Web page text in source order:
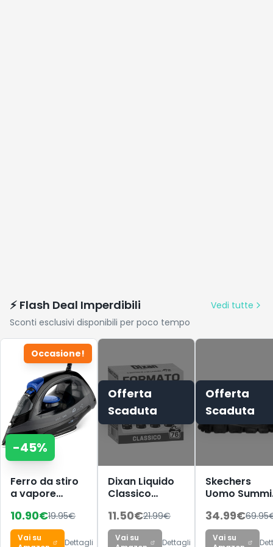
⚡ Flash Deal Imperdibili
Vedi tutte
Sconti esclusivi disponibili per poco tempo
Occasione!
-45%
Ferro da stiro
a vapore
3703, piastra
speciale in
acciaio inox,
10.90€19.95€
Vai su
Dettagli
Offerta
Scaduta
Dixan Liquido
Classico
Lavatrice
Formato
Scorta (4 x 19
11.50€21.99€
Vai su
Dettagli
Offerta
Scaduta
Skechers
Uomo
Bridges
da
Black
34.99€69.95
Vai su